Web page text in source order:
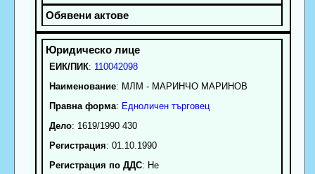
ЕИК/ПИК: 110042098
Наименование: МЛМ - МАРИНЧО МАРИНОВ
Правна форма: Едноличен търговец
Дело: 1619/1990 430
Регистрация: 01.10.1990
Регистрация по ДДС: Нe